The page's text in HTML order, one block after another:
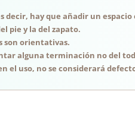
decir, hay que añadir un
pie y la del zapato.
son orientativas.
alguna terminación no del
el uso, no se considerará